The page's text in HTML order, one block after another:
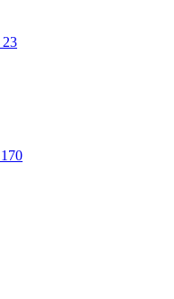
23
170